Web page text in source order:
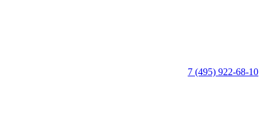
7 (495) 922-68-10